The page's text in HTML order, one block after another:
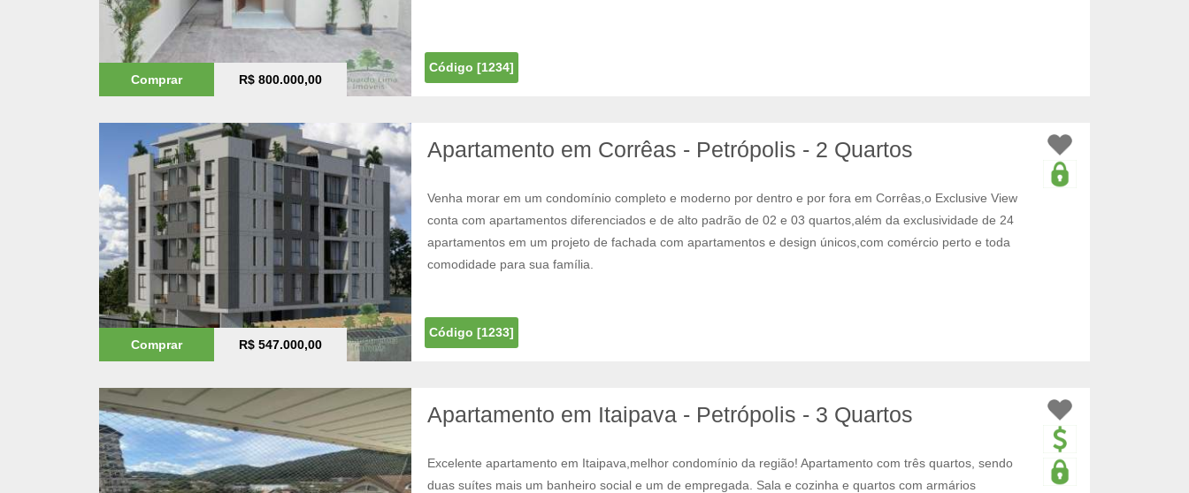
Comprar R$ 800.000,00
Código [1234]
Comprar R$ 547.000,00
Apartamento em Corrêas - Petrópolis - 2 Quartos
Venha morar em um condomínio completo e moderno por dentro e por fora em Corrêas,o Exclusive View
conta com apartamentos diferenciados e de alto padrão de 02 e 03 quartos,além da exclusividade de 24
apartamentos em um projeto de fachada com apartamentos e design únicos,com comércio perto e toda
comodidade para sua família.
Código [1233]
Apartamento em Itaipava - Petrópolis - 3 Quartos
Excelente apartamento em Itaipava,melhor condomínio da região! Apartamento com três quartos, sendo
duas suítes mais um banheiro social e um de empregada. Sala e cozinha e quartos com armários